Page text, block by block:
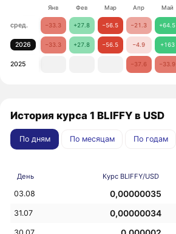
Янв Фев Мар Апр Май
сред. −33.3 +27.8 −56.5 −21.3 +64.5
2026 −33.3 +27.8 −56.5 −4.9 +163
2025 −37.6 −33.9
История курса 1 BLIFFY в USD
По дням По месяцам По годам
День Курс BLIFFY/USD
03.08 0,00000035
31.07 0,00000034